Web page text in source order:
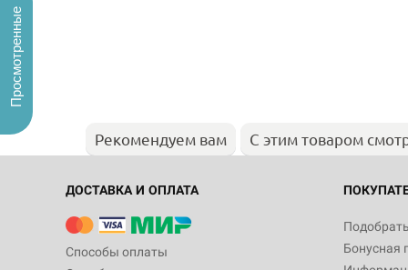
Рекомендуем вам С этим товаром
ДОСТАВКА И ОПЛАТА
Способы оплаты
Бонусная
Просмотренные